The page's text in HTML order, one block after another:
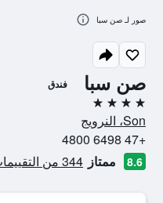
صن سبا فندق
4 نجوم
Son، النرويج
+47 6498 4800
8.6 ممتاز 344 من التقييمات تم التحقق منها
صور لـ صن سبا